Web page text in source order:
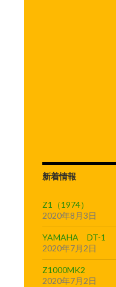
新着情報
Z1（1974）
2020年8月3日
YAMAHA DT-1
2020年7月2日
Z1000MK2
2020年7月2日